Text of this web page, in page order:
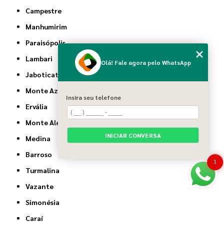
Campestre
Manhumirim
Paraisópolis
Lambari
Jaboticatubas
Monte Azul
Ervália
Monte Alegre de Minas
Medina
Barroso
Turmalina
Vazante
Simonésia
Caraí
1
Olá! Fale agora pelo WhatsApp
Insira seu telefone
INICIAR CONVERSA